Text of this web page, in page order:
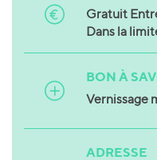
Gratuit
Dans la
BON À
Vernissage
ADRESSE